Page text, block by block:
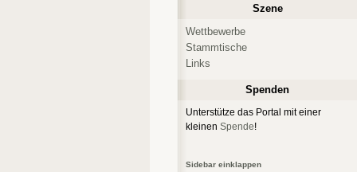
Szene
Wettbewerbe
Stammtische
Links
Spenden
Unterstütze das Portal mit einer
kleinen Spende!
Sidebar einklappen